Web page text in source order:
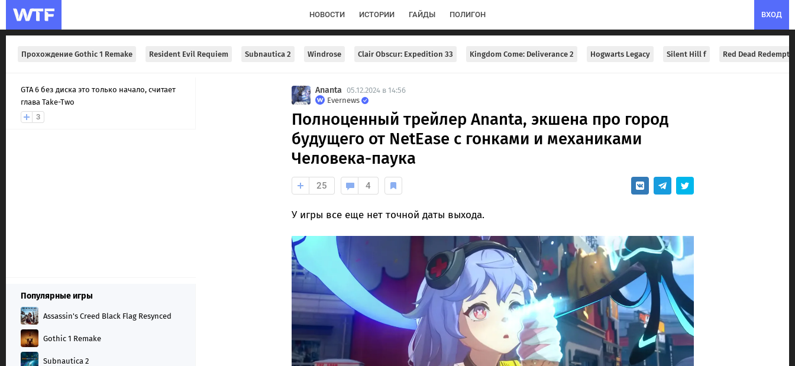
ВХОД
НОВОСТИ ИСТОРИИ ГАЙДЫ ПОЛИГОН
Прохождение Gothic 1 Remake Resident Evil Requiem Subnautica 2 Windrose Clair Obscur: Expedition 33 Kingdom Come: Deliverance 2 Hogwarts Legacy Silent Hill f Red Dead
GTA 6 без диска это только начало, считает
глава Take-Two
3
Популярные игры
Assassin's Creed Black Flag Resynced
Gothic 1 Remake
Subnautica 2
Ananta 05.12.2024 в 14:56
Evernews
Полноценный трейлер Ananta, экшена про город
будущего от NetEase с гонками и механиками
Человека-паука
25 4
У игры все еще нет точной даты выхода.